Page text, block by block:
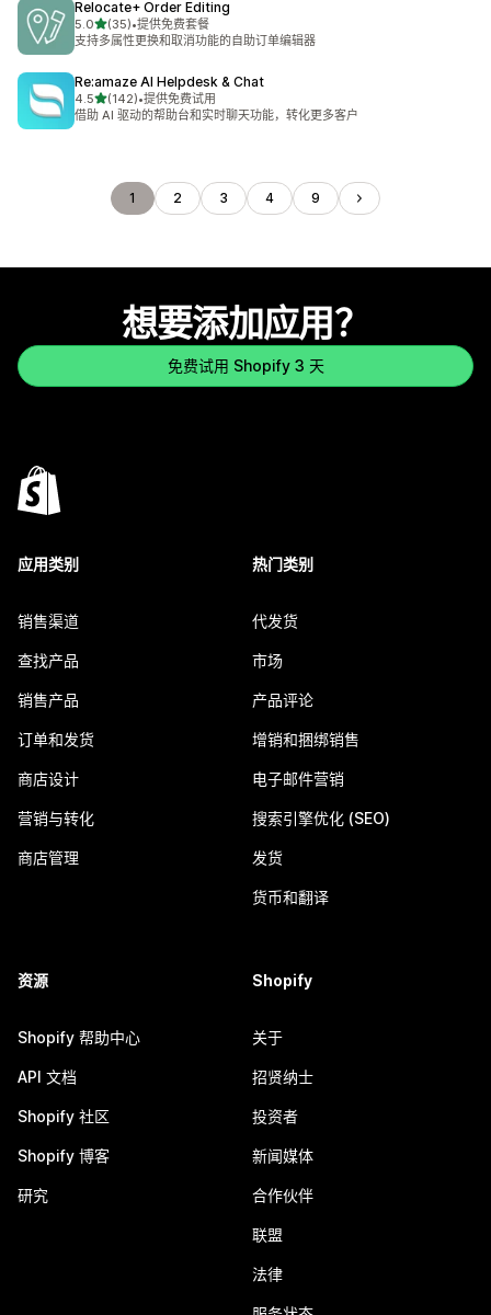
Relocate+ Order Editing
5.0星（满分 5 星）
(35)
总共 35 条评论
•提供免费套餐
支持多属性更换和取消功能的自助订单编辑器
Re:amaze AI Helpdesk & Chat
4.5星（满分 5 星）
(142)
总共 142 条评论
•提供免费试用
借助 AI 驱动的帮助台和实时聊天功能，转化更多客户
1 2 3 4 9
想要添加应用？
免费试用 Shopify 3 天
应用类别
销售渠道
查找产品
销售产品
订单和发货
商店设计
营销与转化
商店管理
热门类别
代发货
市场
产品评论
增销和捆绑销售
电子邮件营销
搜索引擎优化 (SEO)
发货
货币和翻译
资源
Shopify 帮助中心
API 文档
Shopify 社区
Shopify 博客
研究
Shopify
关于
招贤纳士
投资者
新闻媒体
合作伙伴
联盟
法律